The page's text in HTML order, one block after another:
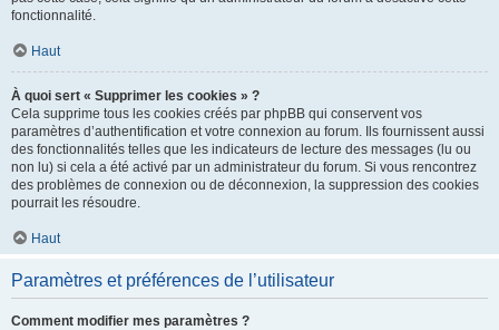
fonctionnalité.
Haut
À quoi sert « Supprimer les cookies » ?
Cela supprime tous les cookies créés par phpBB qui conservent vos
paramètres d’authentification et votre connexion au forum. Ils fournissent aussi
des fonctionnalités telles que les indicateurs de lecture des messages (lu ou
non lu) si cela a été activé par un administrateur du forum. Si vous rencontrez
des problèmes de connexion ou de déconnexion, la suppression des cookies
pourrait les résoudre.
Haut
Paramètres et préférences de l’utilisateur
Comment modifier mes paramètres ?